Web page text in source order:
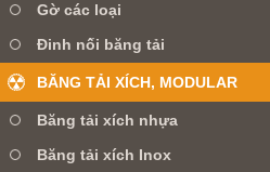
Gờ các loại
Đinh nối băng tải
BĂNG TẢI XÍCH, MODULAR
Băng tải xích nhựa
Băng tải xích Inox